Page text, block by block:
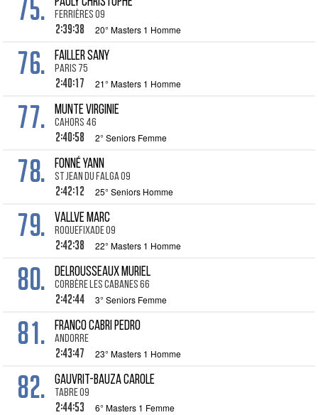
75. Ferrières 09
2:39:38 20° Masters 1 Homme
76. FAILLER Sany
Paris 75
2:40:17 21° Masters 1 Homme
77. MUNTE Virginie
Cahors 46
2:40:58 2° Seniors Femme
78. FONNÉ Yann
St Jean du Falga 09
2:42:12 25° Seniors Homme
79. VALLVE Marc
Roquefixade 09
2:42:38 22° Masters 1 Homme
80. DELROUSSEAUX Muriel
Corbère les Cabanes 66
2:42:44 3° Seniors Femme
81. FRANCO CABRI Pedro
Andorre
2:43:47 23° Masters 1 Homme
82. GAUVRIT-BAUZA Carole
Tabre 09
2:44:53 6° Masters 1 Femme